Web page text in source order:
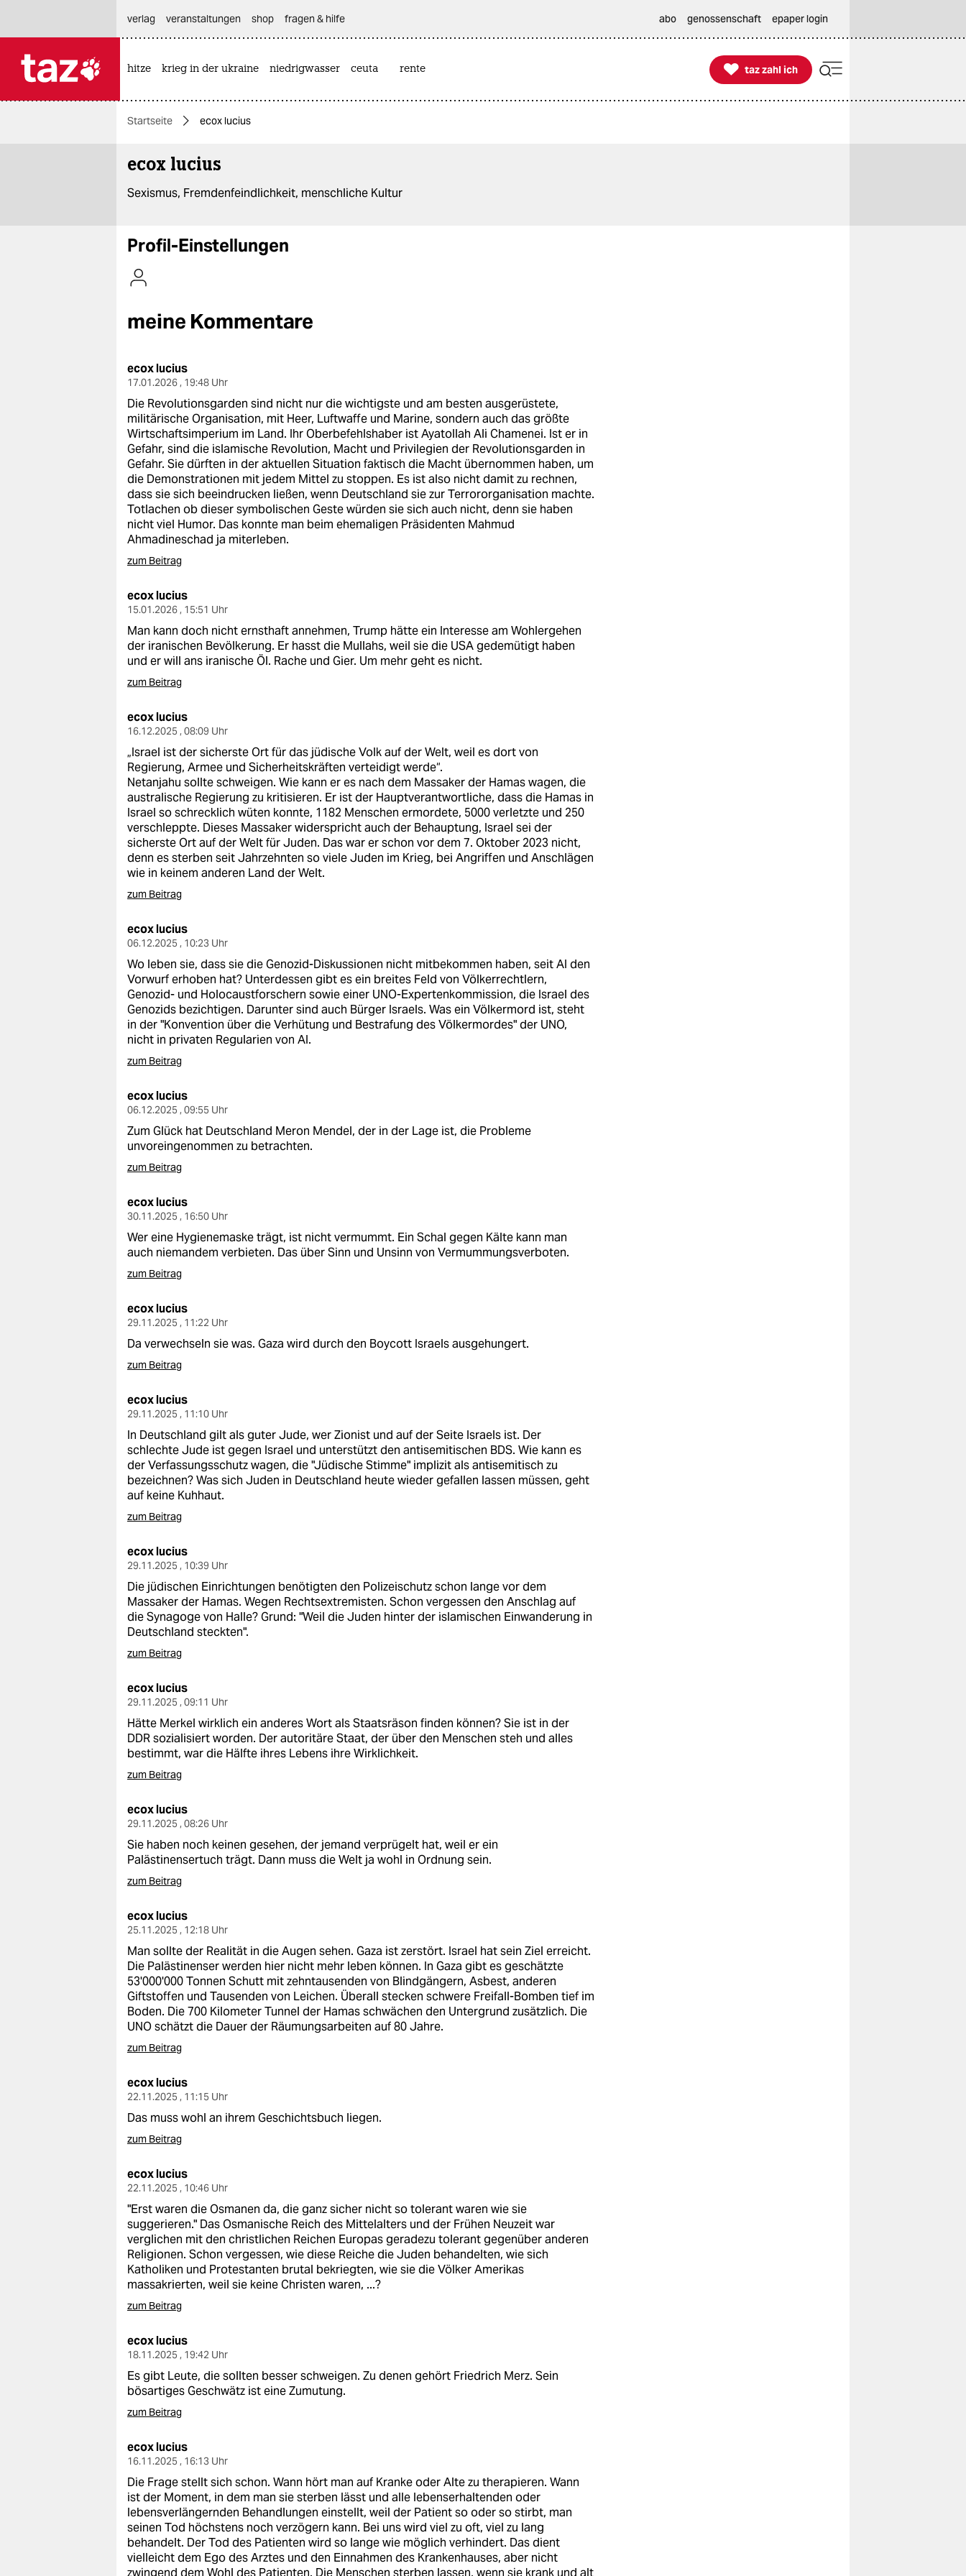
themen
politik
öko
sport
berlin
wahrheit
verlag
verlag
veranstaltungen
shop
fragen & hilfe
unterstützen
abo
genossenschaft
epaper login
verlag
veranstaltungen shop fragen & hilfe abo genossenschaft epaper login
hitze krieg in der ukraine niedrigwasser ceuta rente 
taz zahl ich
taz zahl ich
Startseite ecox lucius
ecox lucius
Sexismus, Fremdenfeindlichkeit, menschliche Kultur
Profil-Einstellungen
meine Kommentare
ecox lucius
17.01.2026 , 19:48 Uhr
Die Revolutionsgarden sind nicht nur die wichtigste und am besten ausgerüstete,
militärische Organisation, mit Heer, Luftwaffe und Marine, sondern auch das größte
Wirtschaftsimperium im Land. Ihr Oberbefehlshaber ist Ayatollah Ali Chamenei. Ist er in
Gefahr, sind die islamische Revolution, Macht und Privilegien der Revolutionsgarden in
Gefahr. Sie dürften in der aktuellen Situation faktisch die Macht übernommen haben, um
die Demonstrationen mit jedem Mittel zu stoppen. Es ist also nicht damit zu rechnen,
dass sie sich beeindrucken ließen, wenn Deutschland sie zur Terrororganisation machte.
Totlachen ob dieser symbolischen Geste würden sie sich auch nicht, denn sie haben
nicht viel Humor. Das konnte man beim ehemaligen Präsidenten Mahmud
Ahmadineschad ja miterleben.
zum Beitrag
ecox lucius
15.01.2026 , 15:51 Uhr
Man kann doch nicht ernsthaft annehmen, Trump hätte ein Interesse am Wohlergehen
der iranischen Bevölkerung. Er hasst die Mullahs, weil sie die USA gedemütigt haben
und er will ans iranische Öl. Rache und Gier. Um mehr geht es nicht.
zum Beitrag
ecox lucius
16.12.2025 , 08:09 Uhr
„Israel ist der sicherste Ort für das jüdische Volk auf der Welt, weil es dort von
Regierung, Armee und Sicherheitskräften verteidigt werde“.
Netanjahu sollte schweigen. Wie kann er es nach dem Massaker der Hamas wagen, die
australische Regierung zu kritisieren. Er ist der Hauptverantwortliche, dass die Hamas in
Israel so schrecklich wüten konnte, 1182 Menschen ermordete, 5000 verletzte und 250
verschleppte. Dieses Massaker widerspricht auch der Behauptung, Israel sei der
sicherste Ort auf der Welt für Juden. Das war er schon vor dem 7. Oktober 2023 nicht,
denn es sterben seit Jahrzehnten so viele Juden im Krieg, bei Angriffen und Anschlägen
wie in keinem anderen Land der Welt.
zum Beitrag
ecox lucius
06.12.2025 , 10:23 Uhr
Wo leben sie, dass sie die Genozid-Diskussionen nicht mitbekommen haben, seit AI den
Vorwurf erhoben hat? Unterdessen gibt es ein breites Feld von Völkerrechtlern,
Genozid- und Holocaustforschern sowie einer UNO-Expertenkommission, die Israel des
Genozids bezichtigen. Darunter sind auch Bürger Israels. Was ein Völkermord ist, steht
in der "Konvention über die Verhütung und Bestrafung des Völkermordes" der UNO,
nicht in privaten Regularien von AI.
zum Beitrag
ecox lucius
06.12.2025 , 09:55 Uhr
Zum Glück hat Deutschland Meron Mendel, der in der Lage ist, die Probleme
unvoreingenommen zu betrachten.
zum Beitrag
ecox lucius
30.11.2025 , 16:50 Uhr
Wer eine Hygienemaske trägt, ist nicht vermummt. Ein Schal gegen Kälte kann man
auch niemandem verbieten. Das über Sinn und Unsinn von Vermummungsverboten.
zum Beitrag
ecox lucius
29.11.2025 , 11:22 Uhr
Da verwechseln sie was. Gaza wird durch den Boycott Israels ausgehungert.
zum Beitrag
ecox lucius
29.11.2025 , 11:10 Uhr
In Deutschland gilt als guter Jude, wer Zionist und auf der Seite Israels ist. Der
schlechte Jude ist gegen Israel und unterstützt den antisemitischen BDS. Wie kann es
der Verfassungsschutz wagen, die "Jüdische Stimme" implizit als antisemitisch zu
bezeichnen? Was sich Juden in Deutschland heute wieder gefallen lassen müssen, geht
auf keine Kuhhaut.
zum Beitrag
ecox lucius
29.11.2025 , 10:39 Uhr
Die jüdischen Einrichtungen benötigten den Polizeischutz schon lange vor dem
Massaker der Hamas. Wegen Rechtsextremisten. Schon vergessen den Anschlag auf
die Synagoge von Halle? Grund: "Weil die Juden hinter der islamischen Einwanderung in
Deutschland steckten".
zum Beitrag
ecox lucius
29.11.2025 , 09:11 Uhr
Hätte Merkel wirklich ein anderes Wort als Staatsräson finden können? Sie ist in der
DDR sozialisiert worden. Der autoritäre Staat, der über den Menschen steh und alles
bestimmt, war die Hälfte ihres Lebens ihre Wirklichkeit.
zum Beitrag
ecox lucius
29.11.2025 , 08:26 Uhr
Sie haben noch keinen gesehen, der jemand verprügelt hat, weil er ein
Palästinensertuch trägt. Dann muss die Welt ja wohl in Ordnung sein.
zum Beitrag
ecox lucius
25.11.2025 , 12:18 Uhr
Man sollte der Realität in die Augen sehen. Gaza ist zerstört. Israel hat sein Ziel erreicht.
Die Palästinenser werden hier nicht mehr leben können. In Gaza gibt es geschätzte
53'000'000 Tonnen Schutt mit zehntausenden von Blindgängern, Asbest, anderen
Giftstoffen und Tausenden von Leichen. Überall stecken schwere Freifall-Bomben tief im
Boden. Die 700 Kilometer Tunnel der Hamas schwächen den Untergrund zusätzlich. Die
UNO schätzt die Dauer der Räumungsarbeiten auf 80 Jahre.
zum Beitrag
ecox lucius
22.11.2025 , 11:15 Uhr
Das muss wohl an ihrem Geschichtsbuch liegen.
zum Beitrag
ecox lucius
22.11.2025 , 10:46 Uhr
"Erst waren die Osmanen da, die ganz sicher nicht so tolerant waren wie sie
suggerieren." Das Osmanische Reich des Mittelalters und der Frühen Neuzeit war
verglichen mit den christlichen Reichen Europas geradezu tolerant gegenüber anderen
Religionen. Schon vergessen, wie diese Reiche die Juden behandelten, wie sich
Katholiken und Protestanten brutal bekriegten, wie sie die Völker Amerikas
massakrierten, weil sie keine Christen waren, ...?
zum Beitrag
ecox lucius
18.11.2025 , 19:42 Uhr
Es gibt Leute, die sollten besser schweigen. Zu denen gehört Friedrich Merz. Sein
bösartiges Geschwätz ist eine Zumutung.
zum Beitrag
ecox lucius
16.11.2025 , 16:13 Uhr
Die Frage stellt sich schon. Wann hört man auf Kranke oder Alte zu therapieren. Wann
ist der Moment, in dem man sie sterben lässt und alle lebenserhaltenden oder
lebensverlängernden Behandlungen einstellt, weil der Patient so oder so stirbt, man
seinen Tod höchstens noch verzögern kann. Bei uns wird viel zu oft, viel zu lang
behandelt. Der Tod des Patienten wird so lange wie möglich verhindert. Das dient
vielleicht dem Ego des Arztes und den Einnahmen des Krankenhauses, aber nicht
zwingend dem Wohl des Patienten. Die Menschen sterben lassen, wenn sie krank und alt